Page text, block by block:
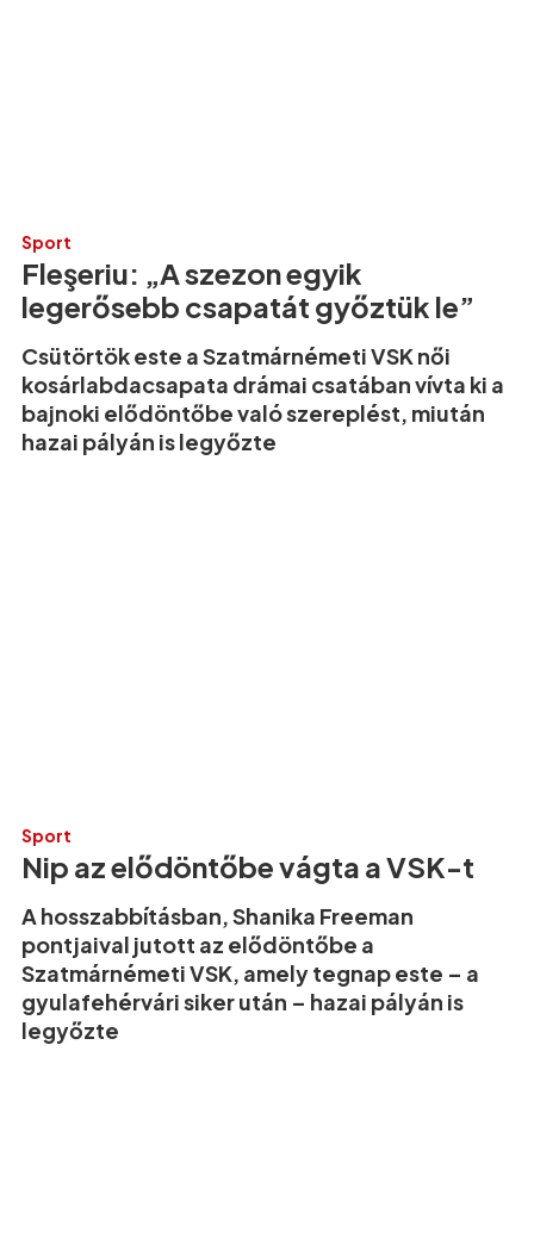
Sport
Fleşeriu: „A szezon egyik
legerősebb csapatát győztük le”
Csütörtök este a Szatmárnémeti VSK női
kosárlabdacsapata drámai csatában vívta ki a
bajnoki elődöntőbe való szereplést, miután
hazai pályán is legyőzte
Sport
Nip az elődöntőbe vágta a VSK-t
A hosszabbításban, Shanika Freeman
pontjaival jutott az elődöntőbe a
Szatmárnémeti VSK, amely tegnap este – a
gyulafehérvári siker után – hazai pályán is
legyőzte